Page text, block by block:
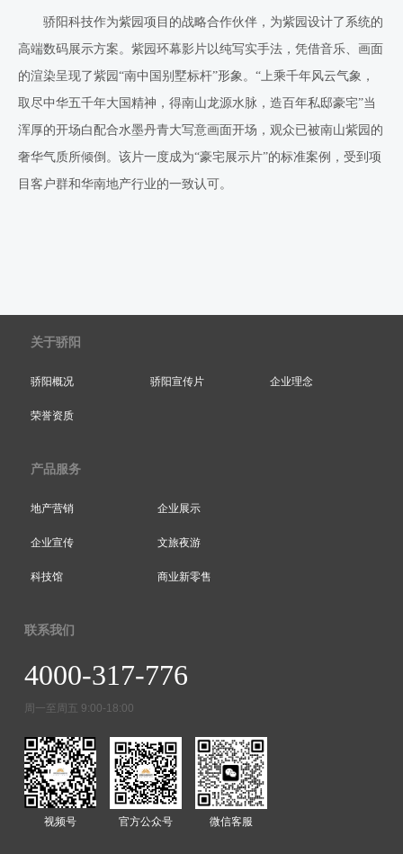
骄阳科技作为紫园项目的战略合作伙伴，为紫园设计了系统的
高端数码展示方案。紫园环幕影片以纯写实手法，凭借音乐、画面
的渲染呈现了紫园“南中国别墅标杆”形象。“上乘千年风云气象，
取尽中华五千年大国精神，得南山龙源水脉，造百年私邸豪宅”当
浑厚的开场白配合水墨丹青大写意画面开场，观众已被南山紫园的
奢华气质所倾倒。该片一度成为“豪宅展示片”的标准案例，受到项
目客户群和华南地产行业的一致认可。
关于骄阳
骄阳概况 骄阳宣传片 企业理念
荣誉资质
产品服务
地产营销 企业展示
企业宣传 文旅夜游
科技馆 商业新零售
联系我们
4000-317-776
周一至周五 9:00-18:00
视频号 官方公众号 微信客服